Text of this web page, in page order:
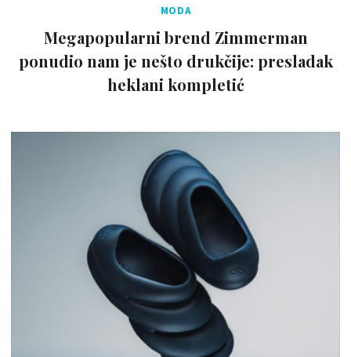
MODA
Megapopularni brend Zimmerman
ponudio nam je nešto drukčije: presladak
heklani kompletić